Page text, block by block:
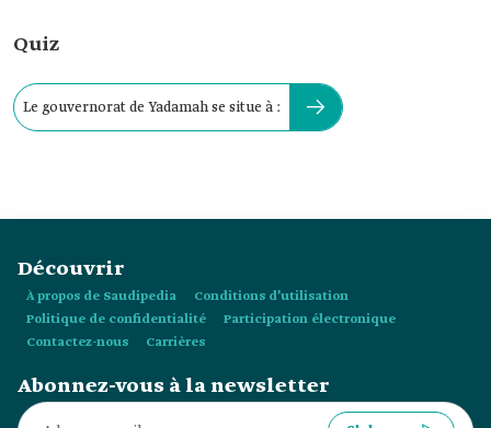
Quiz
Le gouvernorat de Yadamah se situe à :
Découvrir
À propos de Saudipedia
Conditions d’utilisation
Politique de confidentialité
Participation électronique
Contactez-nous
Carrières
Abonnez-vous à la newsletter